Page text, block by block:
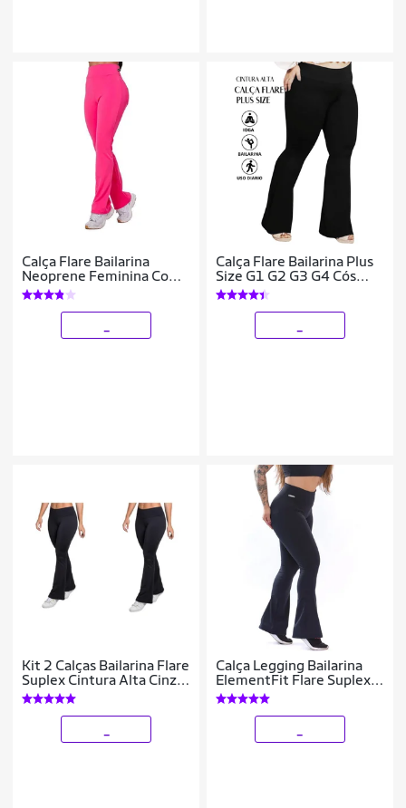
Calça Flare Bailarina
Neoprene Feminina Com
Bolso Cintura/Alta
Calça Flare Bailarina Plus
Size G1 G2 G3 G4 Cós
Alta Em Suplex WOLFOX
Kit 2 Calças Bailarina Flare
Suplex Cintura Alta Cinza
Preto
Calça Legging Bailarina
ElementFit Flare Suplex
Cós Cintura Alta Feminina